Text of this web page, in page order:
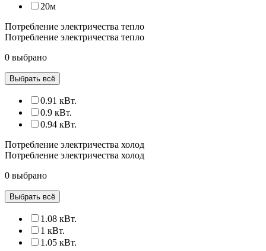
20м
Потребление электричества тепло
Потребление электричества тепло
0 выбрано
Выбрать всё
0.91 кВт.
0.9 кВт.
0.94 кВт.
Потребление электричества холод
Потребление электричества холод
0 выбрано
Выбрать всё
1.08 кВт.
1 кВт.
1.05 кВт.